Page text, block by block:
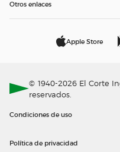
Otros enlaces
Apple Store
© 1940-2026 El Corte
reservados.
Condiciones de uso
Política de privacidad